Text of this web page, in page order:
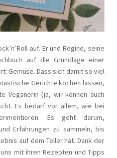
auf. Er und Regine, seine
auf die Grundlage einer
Gemüse. Dass sich damit so viel
Gerichte kochen lassen,
Veganerin (ja, wir können auch
Es bedarf vor allem, wie bei
Es geht darum,
Erfahrungen zu sammeln, bis
auf dem Teller hat. Dank der
mit ihren Rezepten und Tipps